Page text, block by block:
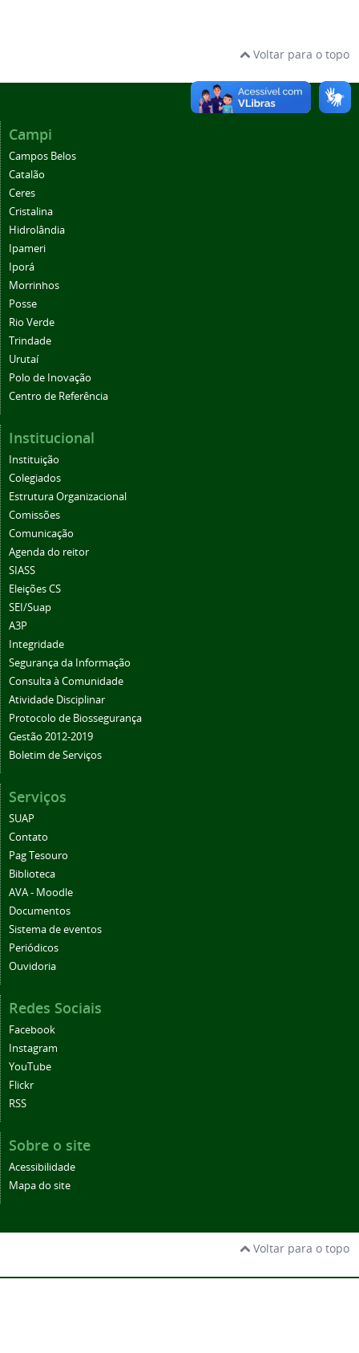
Voltar para o topo
Campi
Campos Belos
Catalão
Ceres
Cristalina
Hidrolândia
Ipameri
Iporá
Morrinhos
Posse
Rio Verde
Trindade
Urutaí
Polo de Inovação
Centro de Referência
Institucional
Instituição
Colegiados
Estrutura Organizacional
Comissões
Comunicação
Agenda do reitor
SIASS
Eleições CS
SEI/Suap
A3P
Integridade
Segurança da Informação
Consulta à Comunidade
Atividade Disciplinar
Protocolo de Biossegurança
Gestão 2012-2019
Boletim de Serviços
Serviços
SUAP
Contato
Pag Tesouro
Biblioteca
AVA - Moodle
Documentos
Sistema de eventos
Periódicos
Ouvidoria
Redes Sociais
Facebook
Instagram
YouTube
Flickr
RSS
Sobre o site
Acessibilidade
Mapa do site
Voltar para o topo